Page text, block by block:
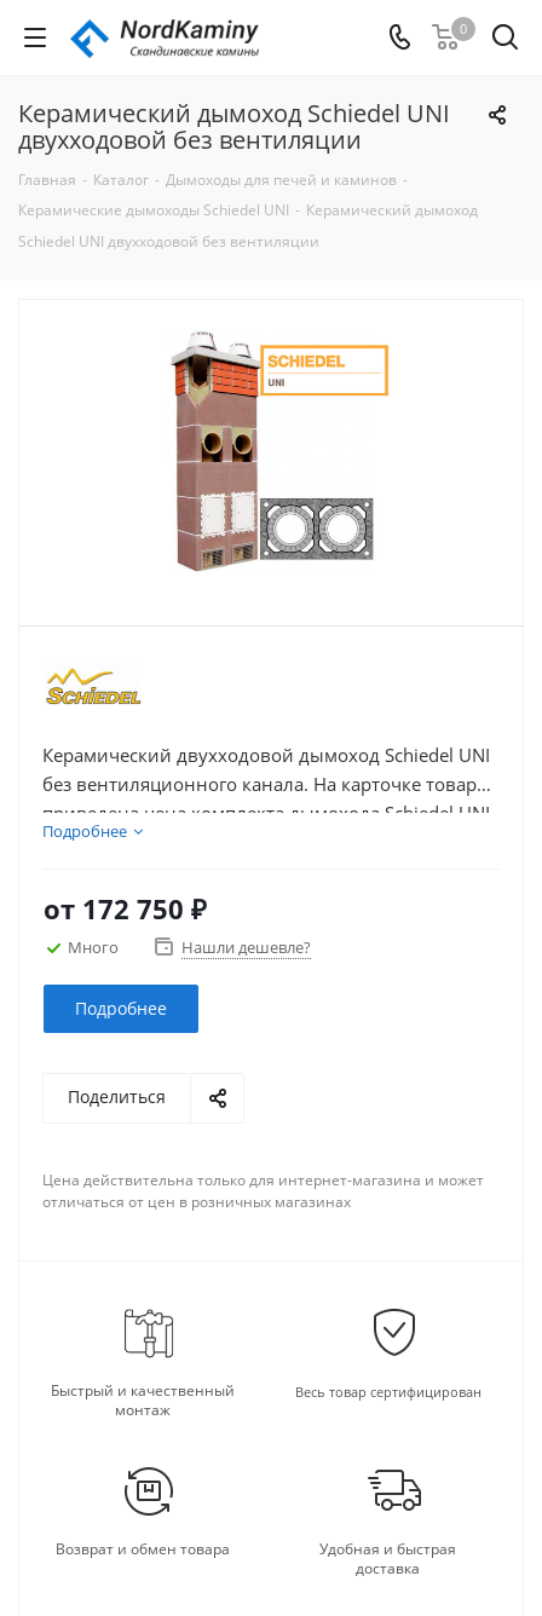
0
Керамический дымоход Schiedel UNI
двухходовой без вентиляции
Главная - Каталог - Дымоходы для печей и каминов -
Керамические дымоходы Schiedel UNI - Керамический дымоход
Schiedel UNI двухходовой без вентиляции
Керамический двухходовой дымоход Schiedel UNI
без вентиляционного канала. На карточке товара
приведена цена комплекта дымохода Schiedel UNI
из керамики с двумя дымоходными каналами без
каналов.
Подробнее
от 172 750 ₽
Много Нашли дешевле?
Подробнее
Поделиться
Цена действительна только для интернет-магазина и может
отличаться от цен в розничных магазинах
Быстрый и качественный
монтаж
Весь товар сертифицирован
Возврат и обмен товара
Удобная и быстрая
доставка